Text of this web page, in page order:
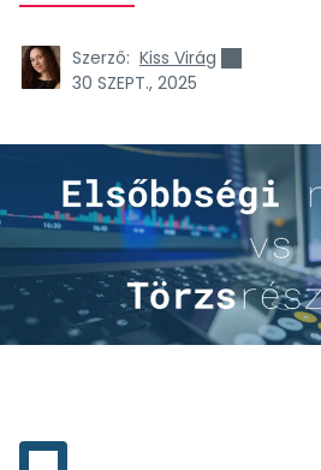
Szerző: Kiss Virág
30 SZEPT., 2025